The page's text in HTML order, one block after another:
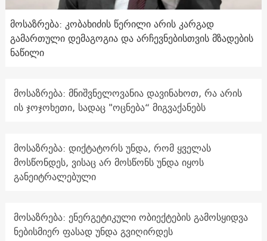
მოსაზრება: კობახიძის წერილი არის კარგად
გამართული დემაგოგია და არჩევნებისთვის მზადების
ნაწილი
მოსაზრება: მნიშვნელოვანია დავინახოთ, რა არის
ის ჯოჯოხეთი, სადაც "ოცნება“ მიგვაქანებს
მოსაზრება: დიქტატორს უნდა, რომ ყველას
მოსწონდეს, ვისაც არ მოსწონს უნდა იყოს
განეიტრალებული
მოსაზრება: ენერგეტიკული ობიექტების გამოსყიდვა
ნებისმიერ ფასად უნდა გვიღირდეს